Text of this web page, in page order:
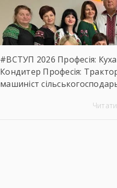
предмета закупівлі.
https://drive.google.com/
usp=sharing
#ВСТУП 2026 Професія:
Кондитер Професія:
машиніст
Сільськогосподарських